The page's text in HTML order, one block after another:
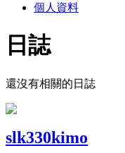
個人資料
日誌
還沒有相關的日誌
slk330kimo